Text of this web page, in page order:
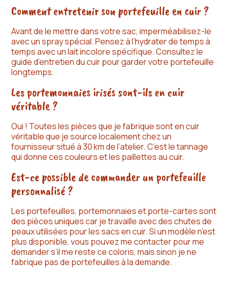
Comment entretenir son portefeuille en cuir ?
Avant de le mettre dans votre sac, imperméabilisez-le
avec un spray spécial. Pensez à l’hydrater de temps à
temps avec un lait incolore spécifique. Consultez le
guide d’entretien du cuir pour garder votre portefeuille
longtemps.
Les portemonnaies irisés sont-ils en cuir
véritable ?
Oui ! Toutes les pièces que je fabrique sont en cuir
véritable que je source localement chez un
fournisseur situé à 30 km de l’atelier. C’est le tannage
qui donne ces couleurs et les paillettes au cuir.
Est-ce possible de commander un portefeuille
personnalisé ?
Les portefeuilles, portemonnaies et porte-cartes sont
des pièces uniques car je travaille avec des chutes de
peaux utilisées pour les sacs en cuir. Si un modèle n’est
plus disponible, vous pouvez me contacter pour me
demander s’il me reste ce coloris, mais sinon je ne
fabrique pas de portefeuilles à la demande.